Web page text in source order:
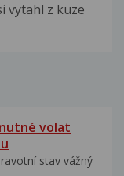
vytahl z kuze
volat
stav vážný